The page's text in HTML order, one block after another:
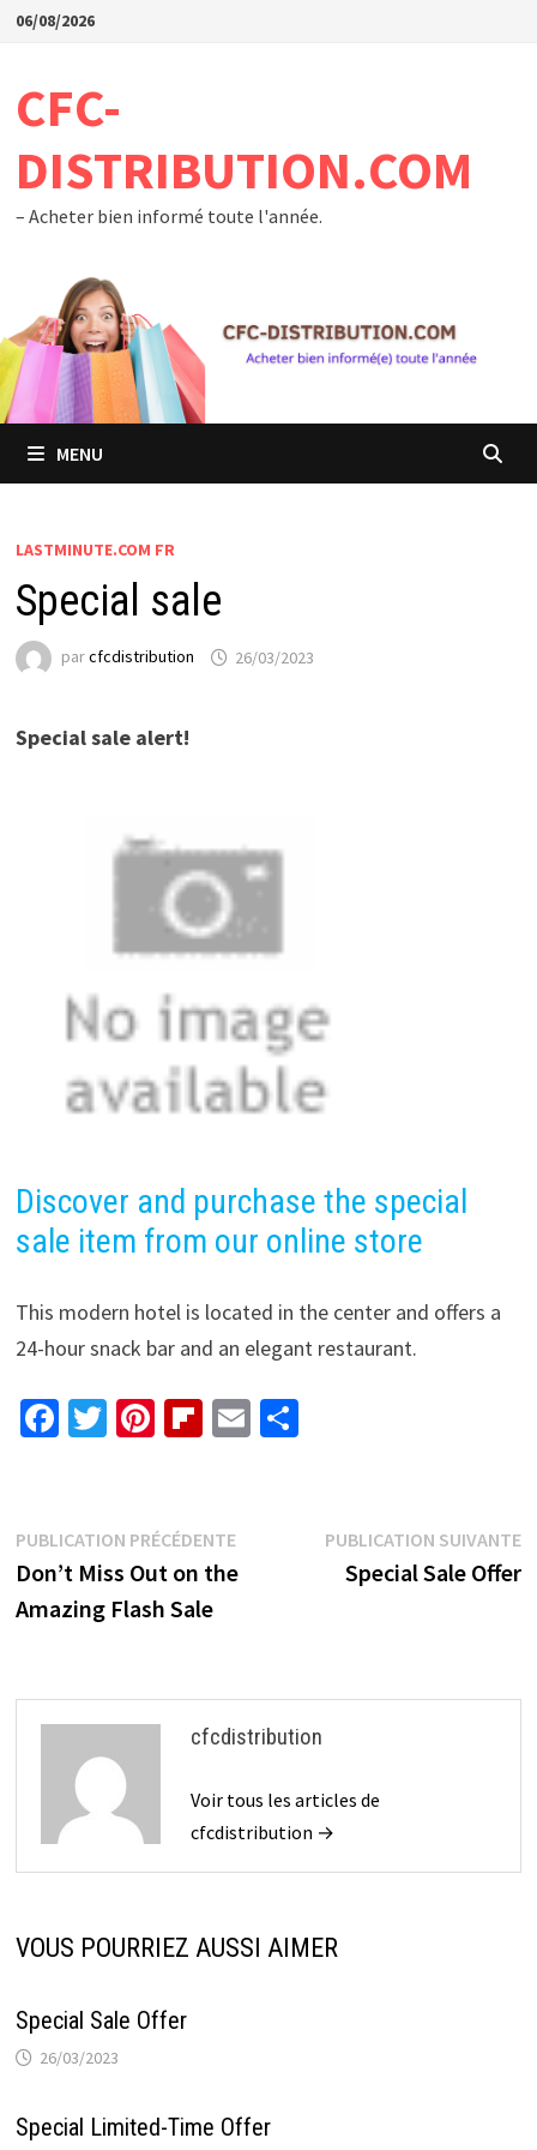
Passer
06/08/2026
CFC-
DISTRIBUTION.COM
– Acheter bien informé toute l'année.
MENU
LASTMINUTE.COM FR
Special sale
parcfcdistribution 26/03/2023
Special sale alert!
Discover and purchase the special
sale item from our online store
This modern hotel is located in the center and offers a
24-hour snack bar and an elegant restaurant.
Fa
o
o
k
T
er
Pi
es
t
Fl
o
ar
d
E P
ge
Navigation
de
l’article
PUBLICATION PRÉCÉDENTEPublication
précédente :
Don’t Miss Out on the
Amazing Flash Sale
PUBLICATION SUIVANTE
Special Sale Offer
cfcdistribution
Voir tous les articles de
cfcdistribution →
VOUS POURRIEZ AUSSI AIMER
Special Sale Offer
26/03/2023
Special Limited-Time Offer